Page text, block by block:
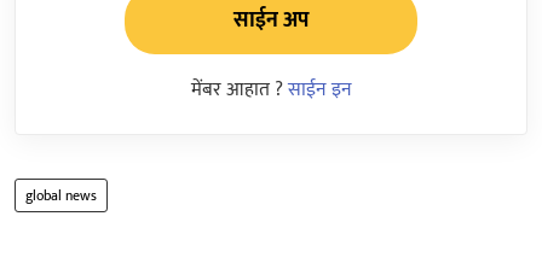
साईन अप
मेंबर आहात ?साईन इन
global news